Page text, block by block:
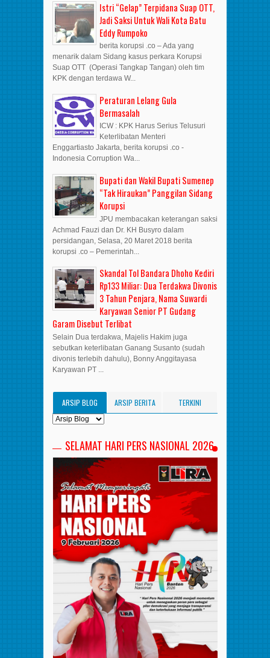
Istri “Gelap” Terpidana Suap OTT,
Jadi Saksi Untuk Wali Kota Batu
Eddy Rumpoko
berita korupsi .co – Ada yang
menarik dalam Sidang kasus perkara Korupsi
Suap OTT (Operasi Tangkap Tangan) oleh tim
KPK dengan terdawa W...
Peraturan Lelang Gula
Bermasalah
ICW : KPK Harus Serius Telusuri
Keterlibatan Menteri
Enggartiasto Jakarta, berita korupsi .co -
Indonesia Corruption Wa...
Bupati dan Wakil Bupati Sumenep
“Tak Hiraukan” Panggilan Sidang
Korupsi
JPU membacakan keterangan saksi
Achmad Fauzi dan Dr. KH Busyro dalam
persidangan, Selasa, 20 Maret 2018 berita
korupsi .co – Pemerintah...
Skandal Tol Bandara Dhoho Kediri
Rp133 Miliar: Dua Terdakwa Divonis
3 Tahun Penjara, Nama Suwardi
Karyawan Senior PT Gudang
Garam Disebut Terlibat
Selain Dua terdakwa, Majelis Hakim juga
sebutkan keterlibatan Ganang Susanto (sudah
divonis terlebih dahulu), Bonny Anggitayasa
Karyawan PT ...
ARSIP BLOG ARSIP BERITA TERKINI
SELAMAT HARI PERS NASIONAL 2026